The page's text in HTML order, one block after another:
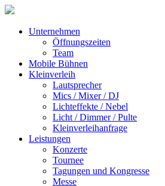
Unternehmen
Öffnungszeiten
Team
Mobile Bühnen
Kleinverleih
Lautsprecher
Mics / Mixer / DJ
Lichteffekte / Nebel
Licht / Dimmer / Pulte
Kleinverleihanfrage
Leistungen
Konzerte
Tournee
Tagungen und Kongresse
Messe